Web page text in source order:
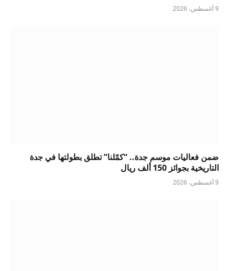
9 أغسطس، 2026
ضمن فعاليات موسم جدة.. “كمّلنا” تطلق بطولتها في جدة
التاريخية بجوائز 150 ألف ريال
9 أغسطس، 2026